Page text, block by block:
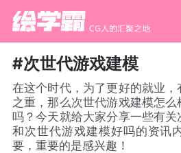
#次世代游戏建模
在这个时代，为了更好的就业
之重，那么次世代游戏建模怎
吗？今天就给大家分享一些有
和次世代游戏建模好吗的资讯
要，重要的是感兴趣！